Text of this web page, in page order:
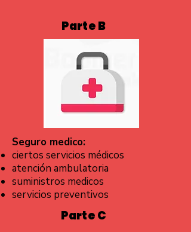
Parte B
Seguro medico:
ciertos servicios médicos
atención ambulatoria
suministros medicos
servicios preventivos
Parte C